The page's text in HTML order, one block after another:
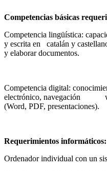
Competencias básicas
Competencia lingüística:
y escrita en catalán y
y elaborar documentos.
Competencia digital:
electrónico, navegación
(Word, PDF, presentaciones).
Requerimientos informáticos:
Ordenador individual con un